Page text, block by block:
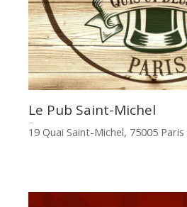
Le Pub Saint-Michel
19 Quai Saint-Michel, 75005 Paris